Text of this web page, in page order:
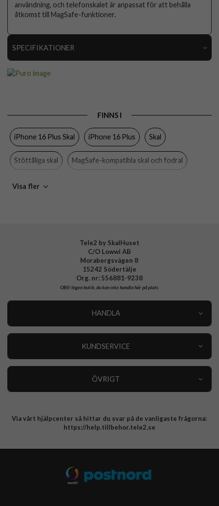
användning, och telefonskalet är anpassat för att behålla
åtkomst till MagSafe-funktioner.
SPECIFIKATIONER
MagSafe-kompatibel, Stöttålig
Färg Genomskinlig
D3O, Hårdplast (PC), Mjukplast (TPU)
Tillverkarens art nr
FINNS I
iPhone 16 Plus Skal iPhone 16 Plus Skal
Stöttåliga skal MagSafe-kompatibla skal och fodral
Puro
Visa fler
Tele2 by SkalHuset
C/O Lowwi AB
Morabergsvägen 8
15242 Södertälje
Org. nr: 556881-9238
OBS!Ingen butik, du kan inte handla här på plats
HANDLA
KUNDSERVICE
ÖVRIGT
Integritetspolicy
Via vårt hjälpcenter så hittar du svar på de vanligaste frågorna:
https://help.tillbehor.tele2.se